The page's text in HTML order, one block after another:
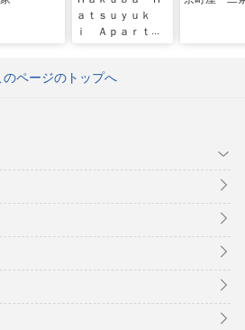
ａｔｓｕｙｕｋ
ｉ Ａｐａｒｔｍ
のページのトップへ